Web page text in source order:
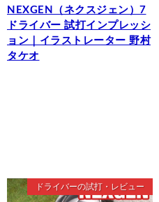
NEXGEN（ネクスジェン）7
ドライバー 試打インプレッシ
ョン｜イラストレーター 野村
タケオ
ドライバーの試打・レビュー